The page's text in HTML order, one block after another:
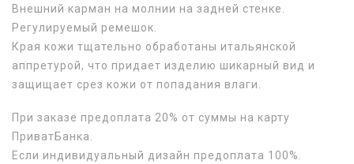
Внешний карман на молнии на задней стенке.
Регулируемый ремешок.
Края кожи тщательно обработаны итальянской
аппретурой, что придает изделию шикарный вид и
защищает срез кожи от попадания влаги.
При заказе предоплата 20% от суммы на карту
ПриватБанка.
Если индивидуальный дизайн предоплата 100%.